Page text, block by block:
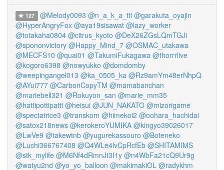
127 @Melody0093 @n_a_k_a_tti @garakuta_oyajin
@HyperAngryFox @aya19sisawat @lazy_worker
@totakaha0804 @citrus_kyoto @DeX26ZGsLQmTGJi
@spononvictory @Happy_Mind_7 @OSMAC_utakawa
@MECFS10 @quai01 @TakumiFukagawa @thorrrlive
@kogoro6398 @nowyukko @domdomby
@weepingangel013 @ka_0505_ka @Rz9amYm48erNhpQ
@AYui777 @CarbonCopyTM @mamabanchan
@mariebell321 @Rokuyon_san @marie_mm35
@hattipottipatti @heisui @JUN_NAKATO @mizorigame
@spectatrice3 @transkom @himekoi2 @oohara_hachidai
@satox218news @kerokeroYUMIKA @kingyo39026017
@LwVe9 @takewtnb @yugurekassouro @Boteneko
@Luchi366767408 @Q4WLe4lvCpRcfEb @SHITAMIMS
@stk_mylife @M6Nf4dRmnJt3I1y @n4WbFa21cQ9Ur9g
@watyu2nd @yo_yo_balloon @makimakiOL @radykhm